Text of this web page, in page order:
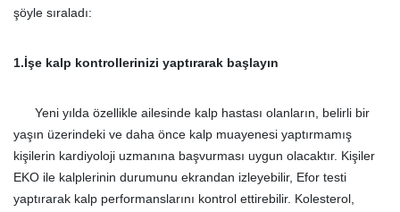
şöyle sıraladı:
1.İşe kalp kontrollerinizi yaptırarak başlayın
Yeni yılda özellikle ailesinde kalp hastası olanların, belirli bir
yaşın üzerindeki ve daha önce kalp muayenesi yaptırmamış
kişilerin kardiyoloji uzmanına başvurması uygun olacaktır. Kişiler
EKO ile kalplerinin durumunu ekrandan izleyebilir, Efor testi
yaptırarak kalp performanslarını kontrol ettirebilir. Kolesterol,